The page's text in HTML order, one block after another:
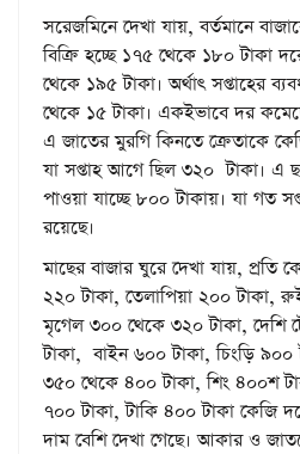
সরেজমিনে দেখা যায়, বর্তমানে
বিক্রি হচ্ছে ১৭৫ থেকে ১৮০ টাকা
থেকে ১৯৫ টাকা। অর্থাৎ সপ্তাহের
থেকে ১৫ টাকা। একইভাবে দর
এ জাতের মুরগি কিনতে ক্রেতাকে
যা সপ্তাহ আগে ছিল ৩২০ টাকা। এ
পাওয়া যাচ্ছে ৮০০ টাকায়। যা গত
রয়েছে।
মাছের বাজার ঘুরে দেখা যায়, প্রতি
২২০ টাকা, তেলাপিয়া ২০০ টাকা,
মৃগেল ৩০০ থেকে ৩২০ টাকা, দেশি
টাকা, বাইন ৬০০ টাকা, চিংড়ি
৩৫০ থেকে ৪০০ টাকা, শিং ৪০০শ
৭০০ টাকা, টাকি ৪০০ টাকা কেজি
দাম বেশি দেখা গেছে। আকার ও